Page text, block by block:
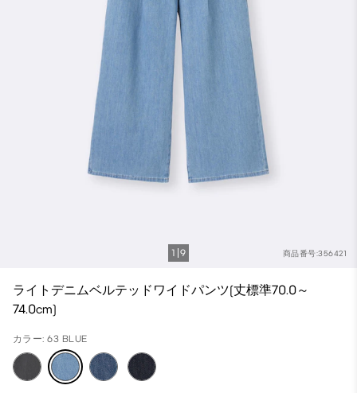
商品番号:356421
1 9
ライトデニムベルテッドワイドパンツ(丈標準70.0～
74.0cm)
カラー: 63 BLUE